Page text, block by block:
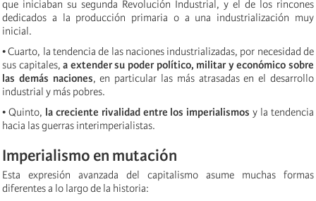
que iniciaban su segunda Revolución Industrial, y el de los rincones
dedicados a la producción primaria o a una industrialización muy
inicial.
• Cuarto, la tendencia de las naciones industrializadas, por necesidad de
sus capitales,a extender su poder político, militar y económico sobre
las demás naciones, en particular las más atrasadas en el desarrollo
industrial y más pobres.
• Quinto, la creciente rivalidad entre los imperialismos y la tendencia
hacia las guerras interimperialistas.
Imperialismo en mutación
Esta expresión avanzada del capitalismo asume muchas formas
diferentes a lo largo de la historia: